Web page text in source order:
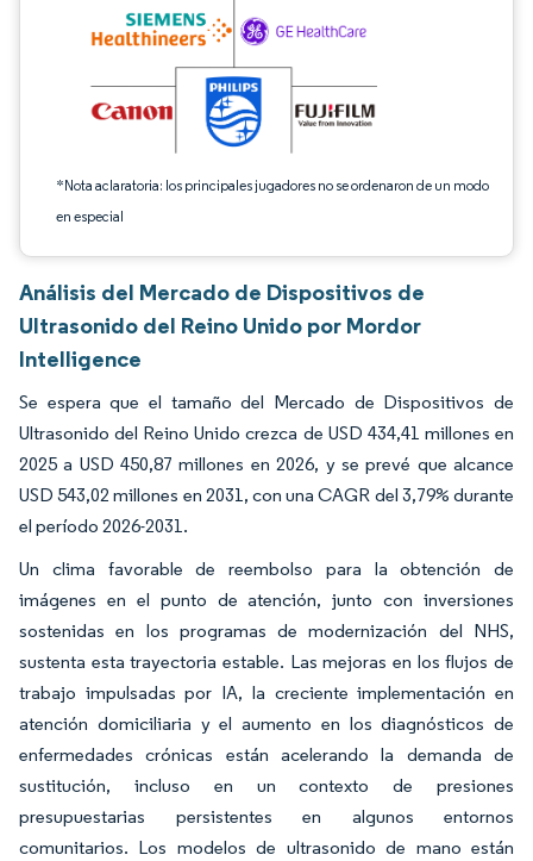
*Nota aclaratoria: los principales jugadores no se ordenaron de un modo
en especial
Análisis del Mercado de Dispositivos de
Ultrasonido del Reino Unido por Mordor
Intelligence
Se espera que el tamaño del Mercado de Dispositivos de
Ultrasonido del Reino Unido crezca de USD 434,41 millones en
2025 a USD 450,87 millones en 2026, y se prevé que alcance
USD 543,02 millones en 2031, con una CAGR del 3,79% durante
el período 2026-2031.
Un clima favorable de reembolso para la obtención de
imágenes en el punto de atención, junto con inversiones
sostenidas en los programas de modernización del NHS,
sustenta esta trayectoria estable. Las mejoras en los flujos de
trabajo impulsadas por IA, la creciente implementación en
atención domiciliaria y el aumento en los diagnósticos de
enfermedades crónicas están acelerando la demanda de
sustitución, incluso en un contexto de presiones
presupuestarias persistentes en algunos entornos
comunitarios. Los modelos de ultrasonido de mano están